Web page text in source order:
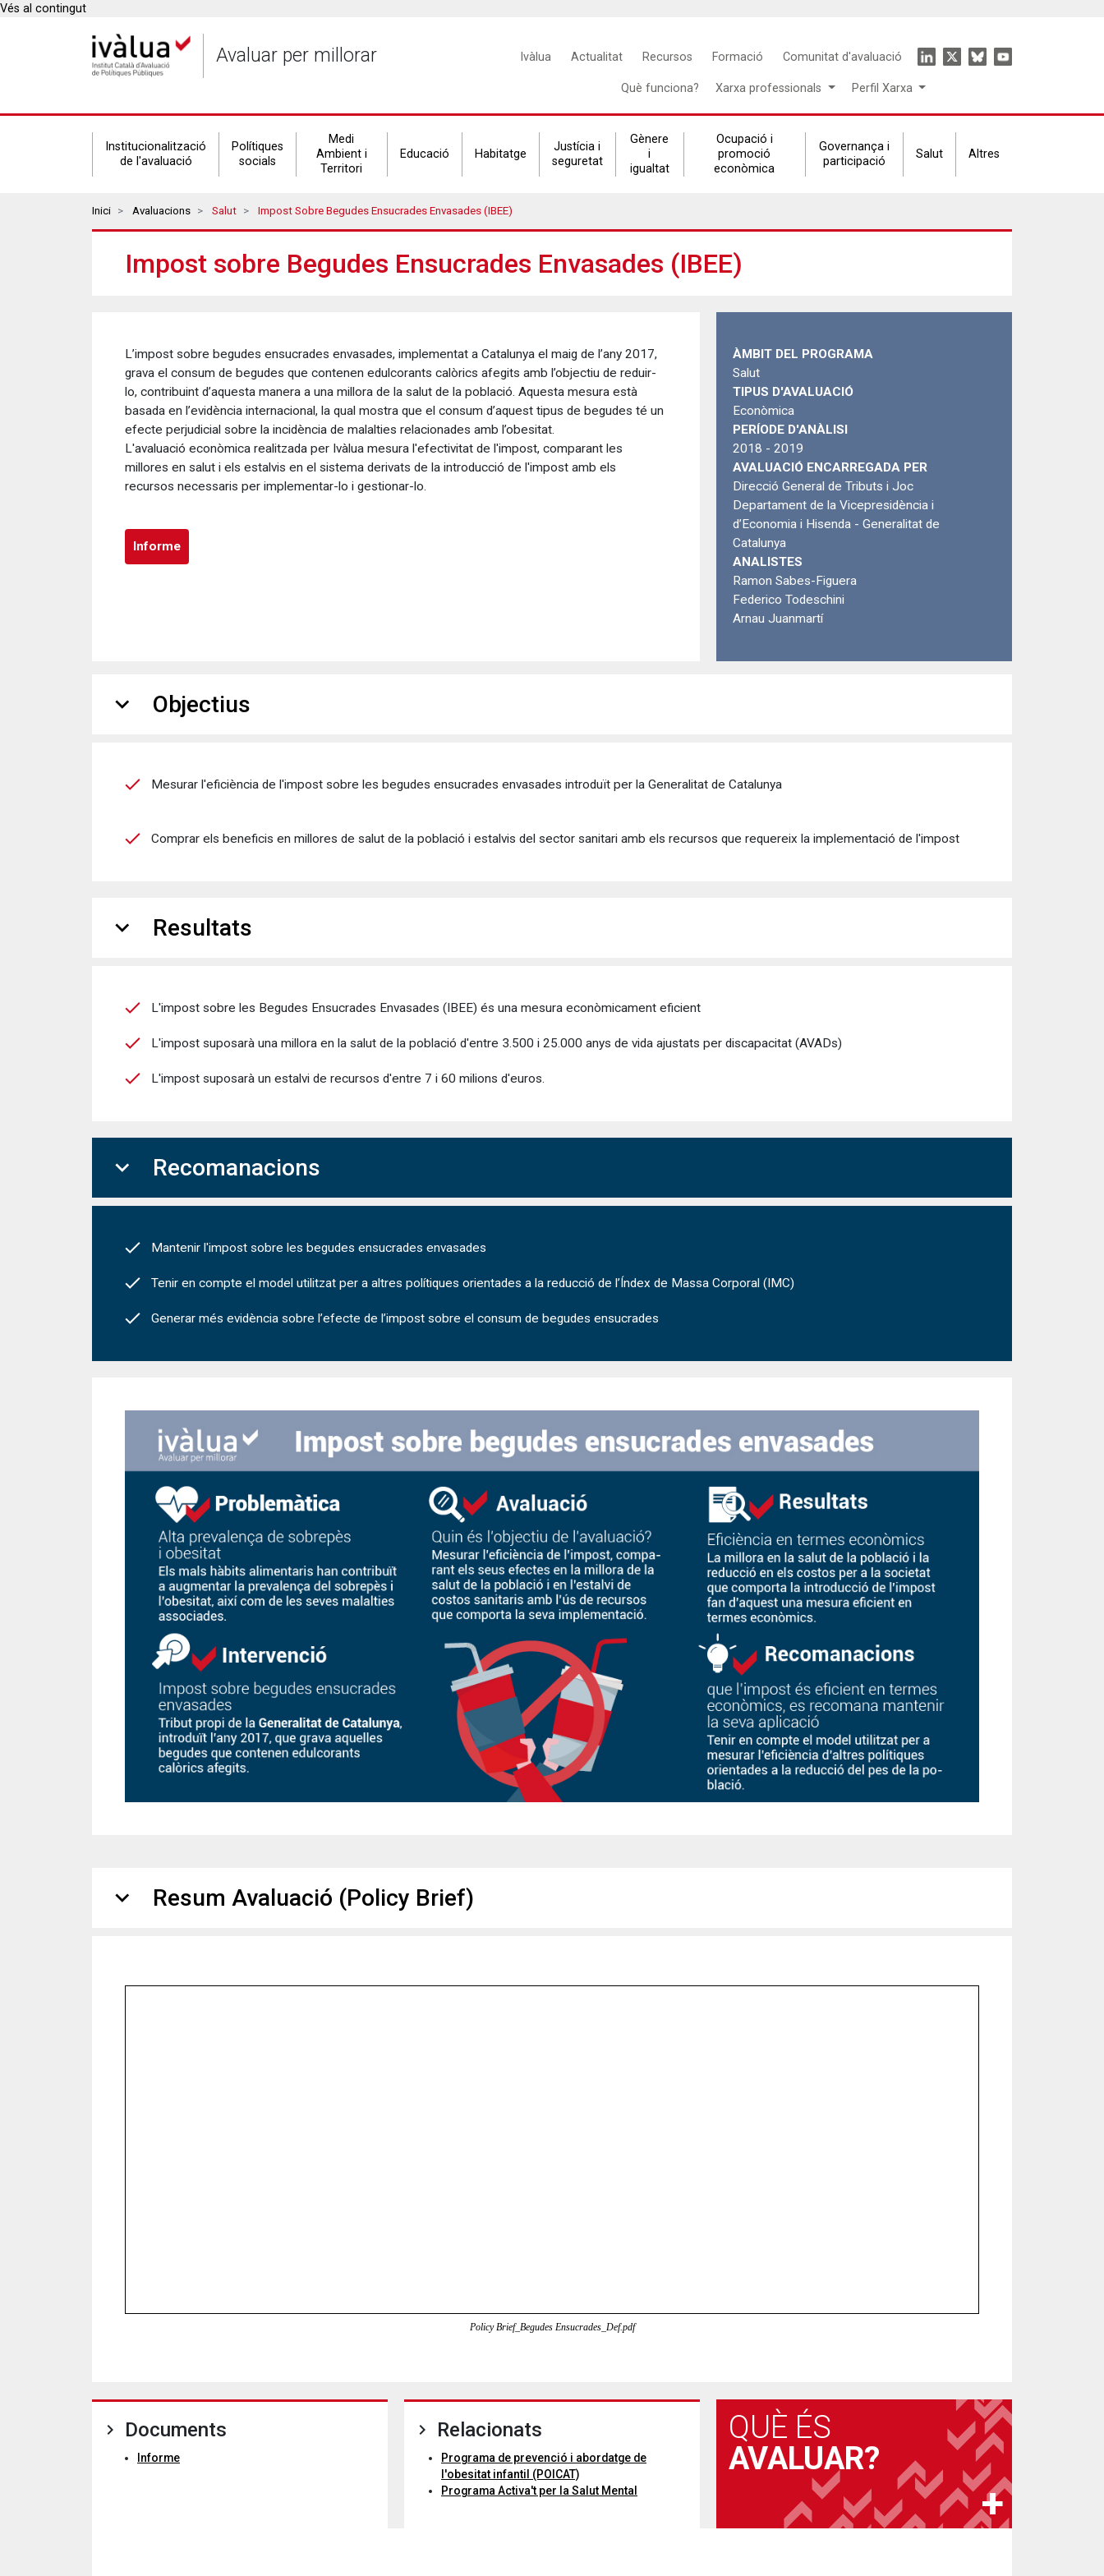
Vés al contingut
Avaluar per millorar
Main
navigation
Ivàlua Actualitat Recursos Formació Comunitat d'avaluació
Icon
menu
Què funciona? Xarxa professionals Perfil Xarxa
Secondary
navigation
Institucionalització
de l'avaluació
Polítiques
socials
Medi
Ambient i
Territori
Educació Habitatge
Justícia i
seguretat
Gènere
i
igualtat
Ocupació i
promoció
econòmica
Governança i
participació
Salut Altres
Breadcrumbs
Inici Avaluacions Salut Impost Sobre Begudes Ensucrades Envasades (IBEE)
Impost sobre Begudes Ensucrades Envasades (IBEE)
L’impost sobre begudes ensucrades envasades, implementat a Catalunya el maig de l’any 2017,
grava el consum de begudes que contenen edulcorants calòrics afegits amb l’objectiu de reduir-
lo, contribuint d’aquesta manera a una millora de la salut de la població. Aquesta mesura està
basada en l’evidència internacional, la qual mostra que el consum d’aquest tipus de begudes té un
efecte perjudicial sobre la incidència de malalties relacionades amb l’obesitat.
L'avaluació econòmica realitzada per Ivàlua mesura l'efectivitat de l'impost, comparant les
millores en salut i els estalvis en el sistema derivats de la introducció de l'impost amb els
recursos necessaris per implementar-lo i gestionar-lo.
Informe
ÀMBIT DEL PROGRAMA
Salut
TIPUS D'AVALUACIÓ
Econòmica
PERÍODE D'ANÀLISI
2018 - 2019
AVALUACIÓ ENCARREGADA PER
Direcció General de Tributs i Joc
Departament de la Vicepresidència i
d’Economia i Hisenda - Generalitat de
Catalunya
ANALISTES
Ramon Sabes-Figuera
Federico Todeschini
Arnau Juanmartí
expand_more Objectius
Mesurar l'eficiència de l'impost sobre les begudes ensucrades envasades introduït per la Generalitat de Catalunya
Comprar els beneficis en millores de salut de la població i estalvis del sector sanitari amb els recursos que requereix la implementació de l'impost
expand_more Resultats
L'impost sobre les Begudes Ensucrades Envasades (IBEE) és una mesura econòmicament eficient
L'impost suposarà una millora en la salut de la població d'entre 3.500 i 25.000 anys de vida ajustats per discapacitat (AVADs)
L'impost suposarà un estalvi de recursos d'entre 7 i 60 milions d'euros.
expand_more Recomanacions
Mantenir l'impost sobre les begudes ensucrades envasades
Tenir en compte el model utilitzat per a altres polítiques orientades a la reducció de l’Índex de Massa Corporal (IMC)
Generar més evidència sobre l’efecte de l’impost sobre el consum de begudes ensucrades
expand_more Resum Avaluació (Policy Brief)
Policy Brief_Begudes Ensucrades_Def.pdf
Documents
Informe
Relacionats
Programa de prevenció i abordatge de
l'obesitat infantil (POICAT)
Programa Activa't per la Salut Mental
QUÈ ÉS
AVALUAR?